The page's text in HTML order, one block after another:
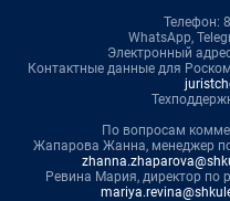
Телефон:
WhatsApp,
Электронный
Контактные данные для
По вопросам
Жапарова Жанна, менеджер
Ревина Мария, директор по